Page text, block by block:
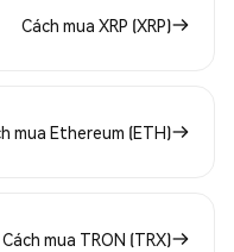
Cách mua XRP (XRP)
mua Ethereum (ETH)
Cách mua TRON (TRX)